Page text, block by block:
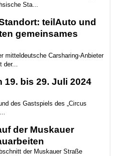
Sta...
teilAuto und
gemeinsames
mitteldeutsche Carsharing-Anbieter
der...
bis 29. Juli 2024
des Gastspiels des „Circus
der Muskauer
der Muskauer Straße